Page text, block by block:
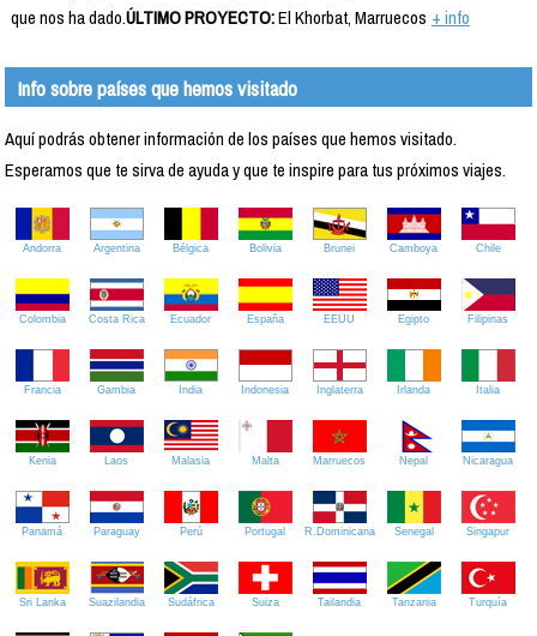
que nos ha dado.ÚLTIMO PROYECTO:El Khorbat, Marruecos + info
Info sobre países que hemos visitado
Aquí podrás obtener información de los países que hemos visitado.
Esperamos que te sirva de ayuda y que te inspire para tus próximos viajes.
Andorra Argentina Bélgica Bolivia Brunei Camboya Chile
Colombia Costa Rica Ecuador España EEUU Egipto Filipinas
Francia Gambia India Indonesia Inglaterra Irlanda Italia
Kenia Laos Malasia Malta Marruecos Nepal Nicaragua
Panamá Paraguay Perú Portugal R.Dominicana Senegal Singapur
Sri Lanka Suazilandia Sudáfrica Suiza Tailandia Tanzania Turquía